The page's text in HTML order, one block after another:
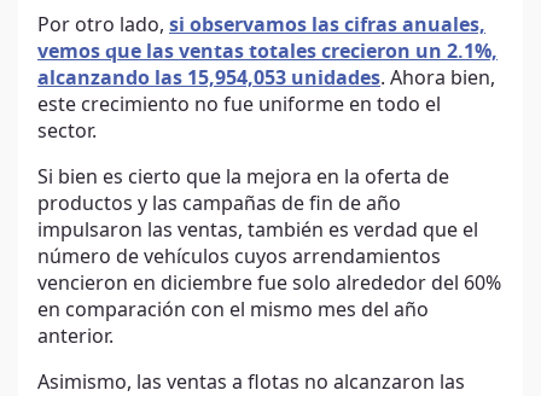
Por otro lado, si observamos las cifras anuales,
vemos que las ventas totales crecieron un 2.1%,
alcanzando las 15,954,053 unidades. Ahora bien,
este crecimiento no fue uniforme en todo el
sector.
Si bien es cierto que la mejora en la oferta de
productos y las campañas de fin de año
impulsaron las ventas, también es verdad que el
número de vehículos cuyos arrendamientos
vencieron en diciembre fue solo alrededor del 60%
en comparación con el mismo mes del año
anterior.
Asimismo, las ventas a flotas no alcanzaron las